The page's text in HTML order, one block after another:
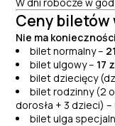
Ceny biletów
Nie ma
­bilet normalny –
bilet ulgowy – 17
bilet dziecięcy
bilet rodzinny (2
dorosła + 3 dzieci) –
bilet ulga